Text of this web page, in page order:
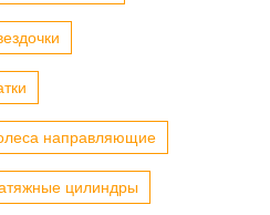
направляющие
цилиндры